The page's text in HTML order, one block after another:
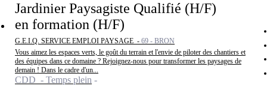
Jardinier Paysagiste Qualifié (H/F)
en formation (H/F)
G.E.I.Q. SERVICE EMPLOI PAYSAGE - 69 - BRON
Vous aimez les espaces verts, le goût du terrain et l'envie de piloter des chantiers et
des équipes dans ce domaine ? Rejoignez-nous pour transformer les paysages de
demain ! Dans le cadre d'un...
CDD - Temps plein